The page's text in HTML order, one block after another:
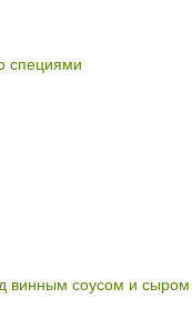
специями
винным соусом и сыром